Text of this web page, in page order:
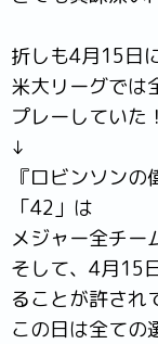
折しも4月15日に
米大リーグでは
プレーしていた！
↓
『ロビンソン
「42」は
メジャー全チー
そして、4月15
ることが許され
この日は全ての